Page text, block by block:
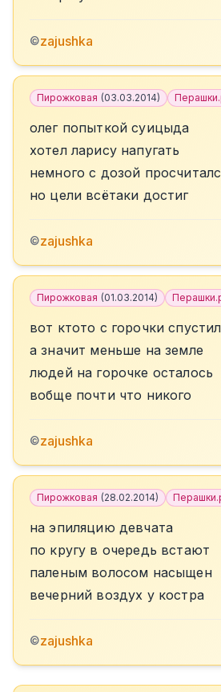
©zajushka
Пирожковая (03.03.2014)
олег попыткой суицыда
хотел ларису напугать
немного с дозой
но цели всётаки достиг
©zajushka
Пирожковая (01.03.2014)
вот ктото с горочки
а значит меньше на земле
людей на горочке осталось
вобще почти что никого
©zajushka
Пирожковая (28.02.2014)
на эпиляцию девчата
по кругу в очередь встают
паленым волосом насыщен
вечерний воздух у костра
©zajushka